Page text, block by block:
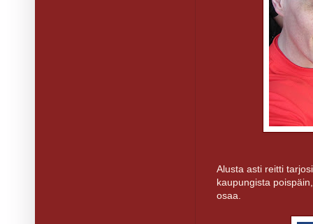
Alusta asti reitti
kaupungista
osaa.